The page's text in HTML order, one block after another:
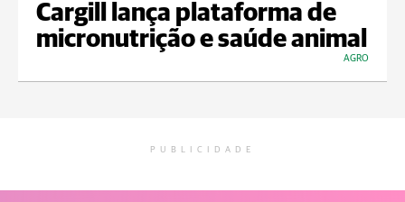
Cargill lança plataforma de
micronutrição e saúde animal
AGRO
PUBLICIDADE